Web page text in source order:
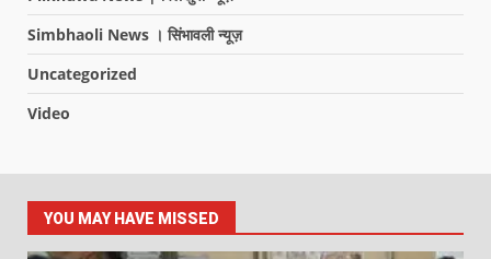
Simbhaoli News । सिंभावली न्यूज़
Uncategorized
Video
YOU MAY HAVE MISSED